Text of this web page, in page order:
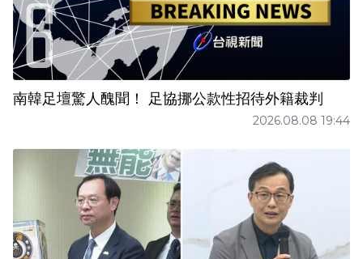
南韓足壇驚人醜聞！ 足協挪公款性招待外籍裁判
2026.08.08 19:44